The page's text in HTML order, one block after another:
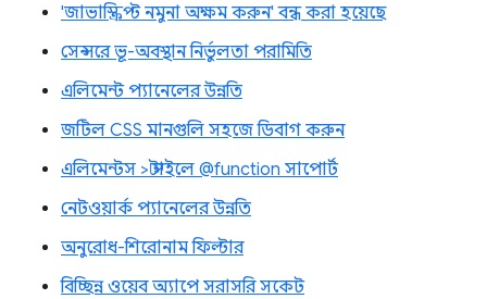
'জাভাস্ক্রিপ্ট নমুনা অক্ষম করুন' বন্ধ করা হয়েছে
সেন্সরে ভূ-অবস্থান নির্ভুলতা পরামিতি
এলিমেন্ট প্যানেলের উন্নতি
জটিল CSS মানগুলি সহজে ডিবাগ করুন
এলিমেন্টস > স্টাইলে @function সাপোর্ট
নেটওয়ার্ক প্যানেলের উন্নতি
অনুরোধ-শিরোনাম ফিল্টার
বিচ্ছিন্ন ওয়েব অ্যাপে সরাসরি সকেট